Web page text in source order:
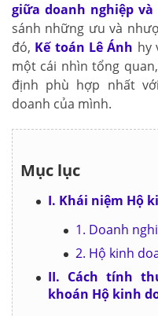
giữa doanh nghiệp
sánh những ưu và
đó, Kế toán Lê Ánh hy
một cái nhìn tổng
định phù hợp nhất
doanh của mình.
Mục lục
I. Khái niệm Hộ
1. Doanh
2. Hộ kinh
II. Cách tính
khoán Hộ kinh